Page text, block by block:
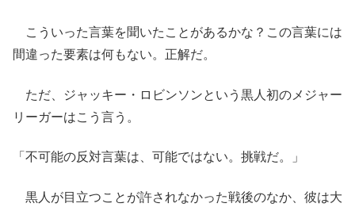
こういった言葉を聞いたことがあるかな？この言葉には
間違った要素は何もない。正解だ。
ただ、ジャッキー・ロビンソンという黒人初のメジャー
リーガーはこう言う。
「不可能の反対言葉は、可能ではない。挑戦だ。」
黒人が目立つことが許されなかった戦後のなか、彼は大